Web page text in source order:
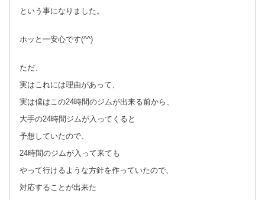
という事になりました。
ホッと一安心です(^^)
ただ、
実はこれには理由があって、
実は僕はこの24時間のジムが出来る前から、
大手の24時間ジムが入ってくると
予想していたので、
24時間のジムが入って来ても
やって行けるような方針を作っていたので、
対応することが出来た